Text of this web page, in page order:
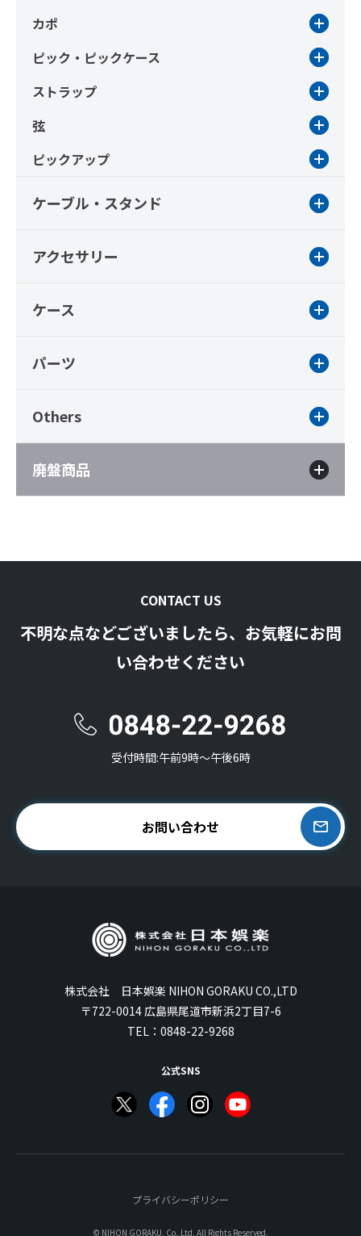
カポ
ピック・ピックケース
ストラップ
弦
ピックアップ
ケーブル・スタンド
アクセサリー
ケース
パーツ
Others
廃盤商品
CONTACT US
不明な点などございましたら、お気軽にお問
い合わせください
受付時間:午前9時〜午後6時
お問い合わせ
株式会社 日本娯楽 NIHON GORAKU CO.,LTD
〒722-0014 広島県尾道市新浜2丁目7-6
TEL： 0848-22-9268
公式SNS
プライバシーポリシー
© NIHON GORAKU, Co.,Ltd. All Rights Reserved.